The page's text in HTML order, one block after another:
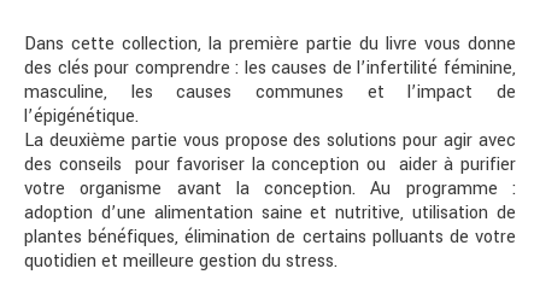
Dans cette collection, la première partie du livre vous donne
des clés pour comprendre : les causes de l’infertilité féminine,
masculine, les causes communes et l’impact de
l’épigénétique.
La deuxième partie vous propose des solutions pour agir avec
des conseils pour favoriser la conception ou aider à purifier
votre organisme avant la conception. Au programme :
adoption d’une alimentation saine et nutritive, utilisation de
plantes bénéfiques, élimination de certains polluants de votre
quotidien et meilleure gestion du stress.